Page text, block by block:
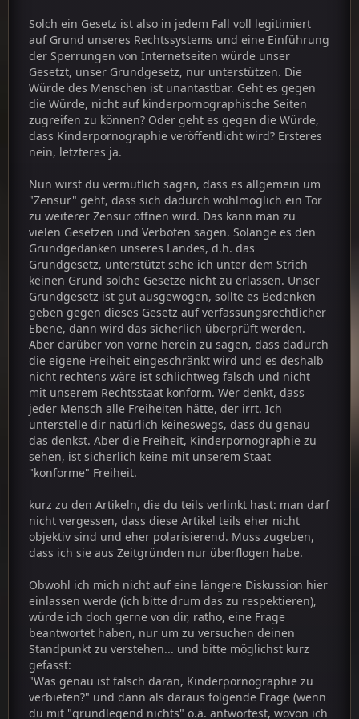
Solch ein Gesetz ist also in jedem Fall voll legitimiert
auf Grund unseres Rechtssystems und eine Einführung
der Sperrungen von Internetseiten würde unser
Gesetzt, unser Grundgesetz, nur unterstützen. Die
Würde des Menschen ist unantastbar. Geht es gegen
die Würde, nicht auf kinderpornographische Seiten
zugreifen zu können? Oder geht es gegen die Würde,
dass Kinderpornographie veröffentlicht wird? Ersteres
nein, letzteres ja.
Nun wirst du vermutlich sagen, dass es allgemein um
"Zensur" geht, dass sich dadurch wohlmöglich ein Tor
zu weiterer Zensur öffnen wird. Das kann man zu
vielen Gesetzen und Verboten sagen. Solange es den
Grundgedanken unseres Landes, d.h. das
Grundgesetz, unterstützt sehe ich unter dem Strich
keinen Grund solche Gesetze nicht zu erlassen. Unser
Grundgesetz ist gut ausgewogen, sollte es Bedenken
geben gegen dieses Gesetz auf verfassungsrechtlicher
Ebene, dann wird das sicherlich überprüft werden.
Aber darüber von vorne herein zu sagen, dass dadurch
die eigene Freiheit eingeschränkt wird und es deshalb
nicht rechtens wäre ist schlichtweg falsch und nicht
mit unserem Rechtsstaat konform. Wer denkt, dass
jeder Mensch alle Freiheiten hätte, der irrt. Ich
unterstelle dir natürlich keineswegs, dass du genau
das denkst. Aber die Freiheit, Kinderpornographie zu
sehen, ist sicherlich keine mit unserem Staat
"konforme" Freiheit.
kurz zu den Artikeln, die du teils verlinkt hast: man darf
nicht vergessen, dass diese Artikel teils eher nicht
objektiv sind und eher polarisierend. Muss zugeben,
dass ich sie aus Zeitgründen nur überflogen habe.
Obwohl ich mich nicht auf eine längere Diskussion hier
einlassen werde (ich bitte drum das zu respektieren),
würde ich doch gerne von dir, ratho, eine Frage
beantwortet haben, nur um zu versuchen deinen
Standpunkt zu verstehen... und bitte möglichst kurz
gefasst:
"Was genau ist falsch daran, Kinderpornographie zu
verbieten?" und dann als daraus folgende Frage (wenn
du mit "grundlegend nichts" o.ä. antwortest, wovon ich